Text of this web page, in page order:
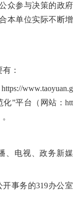
众参与决策的政府
本单位实际不断增
：
https://www.taoyuan.g
”平台（网站：htt
、电视、政务新媒
开事务的319办公室